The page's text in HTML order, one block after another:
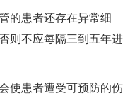
的患者还存在异常细
则不应每隔三到五年进
使患者遭受可预防的伤